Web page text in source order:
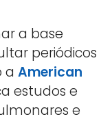
a base
periódicos
a American
estudos e
e